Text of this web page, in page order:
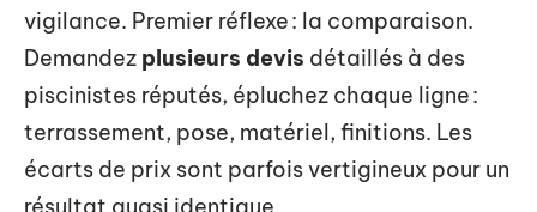
vigilance. Premier réflexe : la comparaison.
Demandez plusieurs devis détaillés à des
piscinistes réputés, épluchez chaque ligne :
terrassement, pose, matériel, finitions. Les
écarts de prix sont parfois vertigineux pour un
résultat quasi identique.